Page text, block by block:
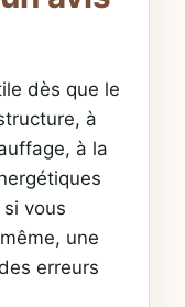
dès que le
à
à la
vous
une
erreurs